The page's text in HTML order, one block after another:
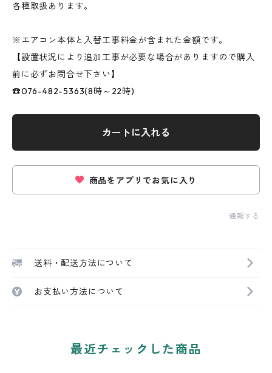
各種取扱あります。
※エアコン本体と入替工事料金が含まれた金額です。
【設置状況により追加工事が必要な場合がありますので購入
前に必ずお問合せ下さい】
☎076-482-5363(8時～22時)
カートに入れる
商品をアプリでお気に入り
通報する
送料・配送方法について
お支払い方法について
最近チェックした商品